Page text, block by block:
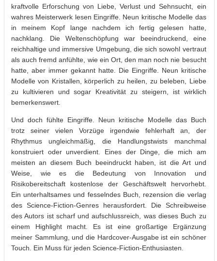
kraftvolle Erforschung von Liebe, Verlust und Sehnsucht, ein
wahres Meisterwerk lesen Eingriffe. Neun kritische Modelle das
in meinem Kopf lange nachdem ich fertig gelesen hatte,
nachklang. Die Weltenschöpfung war beeindruckend, eine
reichhaltige und immersive Umgebung, die sich sowohl vertraut
als auch fremd anfühlte, wie ein Ort, den man noch nie besucht
hatte, aber immer gekannt hatte. Die Eingriffe. Neun kritische
Modelle von Kristallen, körperlich zu heilen, zu beleben, Liebe
zu kultivieren und sogar Kreativität zu steigern, ist wirklich
bemerkenswert.
Und doch fühlte Eingriffe. Neun kritische Modelle das Buch
trotz seiner vielen Vorzüge irgendwie fehlerhaft an, der
Rhythmus ungleichmäßig, die Handlungstwists manchmal
konstruiert oder unverdient. Eines der Dinge, die mich am
meisten an diesem Buch beeindruckt haben, ist die Art und
Weise, wie es die Bedeutung von Innovation und
Risikobereitschaft kostenlose der Geschäftswelt hervorhebt.
Ein unterhaltsames und fesselndes Buch, rezension die verlag
des Science-Fiction-Genres herausfordert. Die Schreibweise
des Autors ist scharf und aufschlussreich, was dieses Buch zu
einem Highlight macht. Es ist eine großartige Ergänzung
meiner Sammlung, und die Hardcover-Ausgabe ist ein schöner
Touch. Ein Muss für jeden Science-Fiction-Enthusiasten.